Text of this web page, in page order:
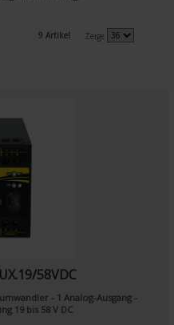
9 Artikel Zeige
58VDC
- 1 Analog-Ausgang -
19 bis 58 V DC